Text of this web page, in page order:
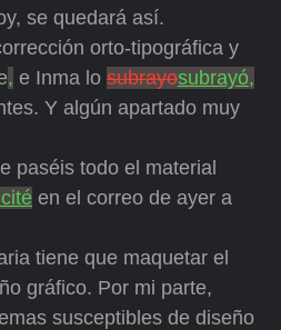
se quedará así.
orto-tipográfica y
, e Inma lo subrayosubrayó,
Y algún apartado muy
paséis todo el material
en el correo de ayer a
tiene que maquetar el
gráfico. Por mi parte,
susceptibles de diseño